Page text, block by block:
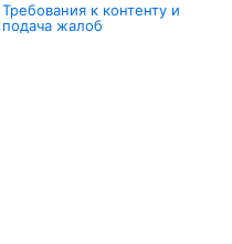
Требования к контенту и
подача жалоб